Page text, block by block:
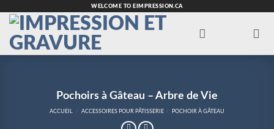
contenu
WELCOME TO EIMPRESSION.CA
Pochoirs à Gâteau – Arbre de Vie
ACCUEIL / ACCESSOIRES POUR PÂTISSERIE / POCHOIR À GÂTEAU